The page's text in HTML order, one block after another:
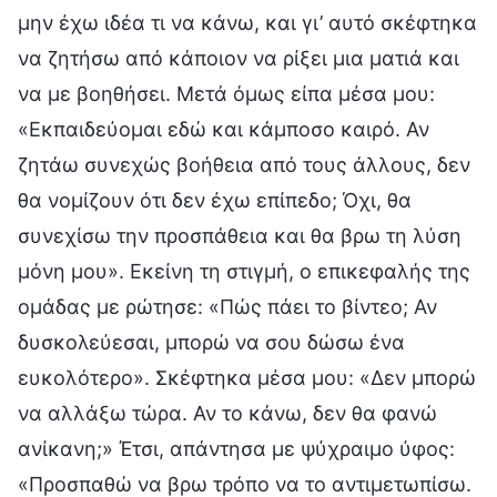
μην έχω ιδέα τι να κάνω, και γι’ αυτό σκέφτηκα
να ζητήσω από κάποιον να ρίξει μια ματιά και
να με βοηθήσει. Μετά όμως είπα μέσα μου:
«Εκπαιδεύομαι εδώ και κάμποσο καιρό. Αν
ζητάω συνεχώς βοήθεια από τους άλλους, δεν
θα νομίζουν ότι δεν έχω επίπεδο; Όχι, θα
συνεχίσω την προσπάθεια και θα βρω τη λύση
μόνη μου». Εκείνη τη στιγμή, ο επικεφαλής της
ομάδας με ρώτησε: «Πώς πάει το βίντεο; Αν
δυσκολεύεσαι, μπορώ να σου δώσω ένα
ευκολότερο». Σκέφτηκα μέσα μου: «Δεν μπορώ
να αλλάξω τώρα. Αν το κάνω, δεν θα φανώ
ανίκανη;» Έτσι, απάντησα με ψύχραιμο ύφος:
«Προσπαθώ να βρω τρόπο να το αντιμετωπίσω.